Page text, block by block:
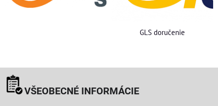
GLS doručenie
VŠEOBECNÉ INFORMÁCIE